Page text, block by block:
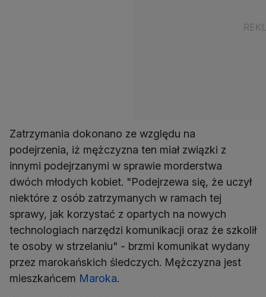
Zatrzymania dokonano ze względu na
podejrzenia, iż mężczyzna ten miał związki z
innymi podejrzanymi w sprawie morderstwa
dwóch młodych kobiet. "Podejrzewa się, że uczył
niektóre z osób zatrzymanych w ramach tej
sprawy, jak korzystać z opartych na nowych
technologiach narzędzi komunikacji oraz że szkolił
te osoby w strzelaniu" - brzmi komunikat wydany
przez marokańskich śledczych. Mężczyzna jest
mieszkańcem Maroka.